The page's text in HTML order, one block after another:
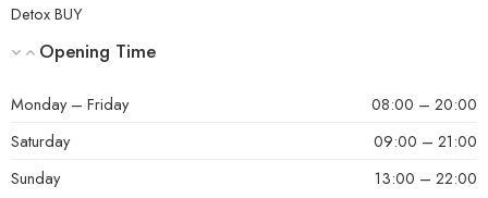
Detox BUY
Opening Time
Monday – Friday
08:00 – 20:00
Saturday
09:00 – 21:00
Sunday
13:00 – 22:00